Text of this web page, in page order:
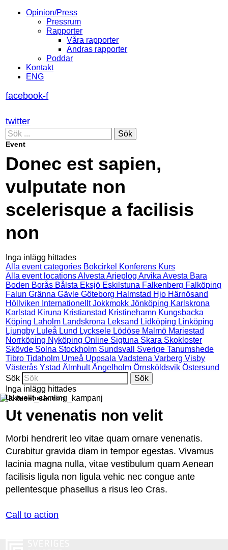
Opinion/Press
Pressrum
Rapporter
Våra rapporter
Andras rapporter
Poddar
Kontakt
ENG
facebook-f
twitter
Sök
Event
Donec est sapien,
vulputate non
scelerisque a facilisis
non
Inga inlägg hittades
Alla event categories Bokcirkel Konferens Kurs
Alla event locationsAlvesta Arjeplog Arvika Avesta Bara
Boden Borås Bålsta Eksjö Eskilstuna Falkenberg Falköping
Falun Gränna Gävle Göteborg Halmstad Hjo Härnösand
Höllviken Internationellt Jokkmokk Jönköping Karlskrona
Karlstad Kiruna Kristianstad Kristinehamn Kungsbacka
Köping Laholm Landskrona Leksand Lidköping Linköping
Ljungby Luleå Lund Lycksele Lödöse Malmö Mariestad
Norrköping Nyköping Online Sigtuna Skara Skokloster
Skövde Solna Stockholm Sundsvall Sverige Tanumshede
Tibro Tidaholm Umeå Uppsala Vadstena Varberg Visby
Västerås Ystad Älmhult Ängelholm Örnsköldsvik Östersund
Sök
Inga inlägg hittades
Ut venenatis non
Ut venenatis non velit
Morbi hendrerit leo vitae quam ornare venenatis.
Curabitur gravida diam in tempor egestas. Vivamus
lacinia magna nulla, vitae vestibulum quam Aenean
facilisis ligula non ligula vehic nec congue ante
pellentesque phasellus a risus leo Cras.
Call to action